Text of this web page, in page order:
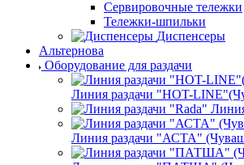
для подвешивания мясных туш
Столы
Столы
Столы-вставки в
Столы-тумбы
Тележки
Грузовые тележки
Для сушки посуды
Сервировочные тележки